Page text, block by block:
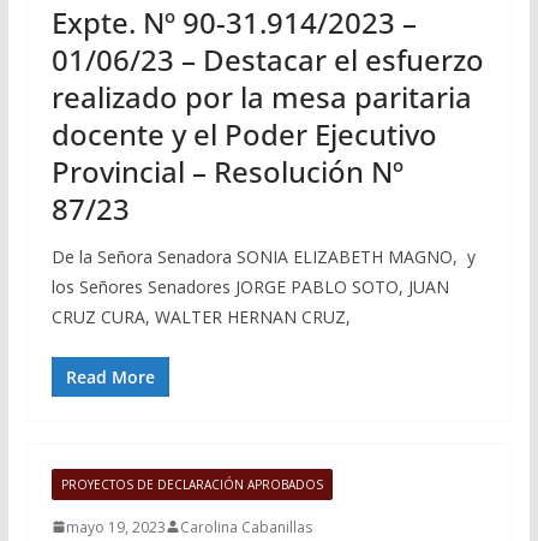
Expte. Nº 90-31.914/2023 –
01/06/23 – Destacar el esfuerzo
realizado por la mesa paritaria
docente y el Poder Ejecutivo
Provincial – Resolución Nº
87/23
De la Señora Senadora SONIA ELIZABETH MAGNO, y
los Señores Senadores JORGE PABLO SOTO, JUAN
CRUZ CURA, WALTER HERNAN CRUZ,
Read More
PROYECTOS DE DECLARACIÓN APROBADOS
mayo 19, 2023 Carolina Cabanillas